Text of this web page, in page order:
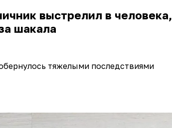
выстрелил в человека,
шакала
тяжелыми последствиями